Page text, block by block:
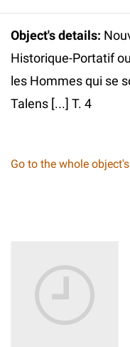
Object's details:
Historique-Portatif
les Hommes qui se
Talens [...] T. 4
Go to the whole